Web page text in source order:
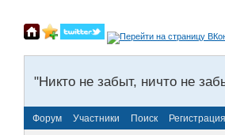
"Никто не забыт, ничто не
Форум Участники Поиск Регистрация